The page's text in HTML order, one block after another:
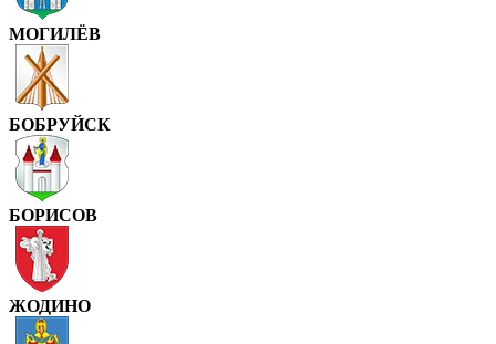
МОГИЛЁВ
БОБРУЙСК
БОРИСОВ
ЖОДИНО